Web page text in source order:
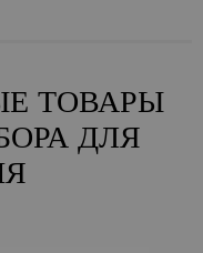
ТОВАРЫ
ДЛЯ